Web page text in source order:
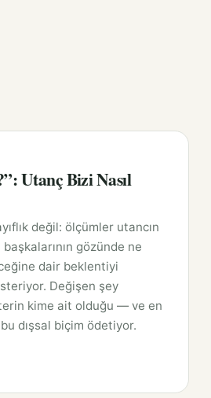
Utanç Bizi Nasıl
değil: ölçümler utancın
gözünde ne
dair beklentiyi
Değişen şey
kime ait olduğu — ve en
dışsal biçim ödetiyor.